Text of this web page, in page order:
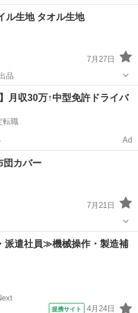
す どうぞよろしくお願いいたし
セミダブル
掛け パイル生地 タオル生地
7月27日
出品
寝具
月収30万↑中型免許ドライバ
転職
Ad
団カバー
7月21日
寝具
派遣社員≫機械操作・製造補
提携サイト 4月24日